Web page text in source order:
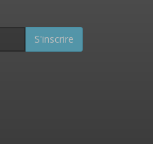
S'inscrire